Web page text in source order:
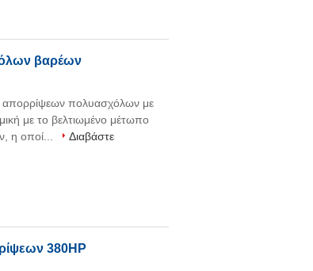
βαρέων
πολυασχόλων με
με το βελτιωμένο μέτωπο
η οποί...
Διαβάστε
380HP